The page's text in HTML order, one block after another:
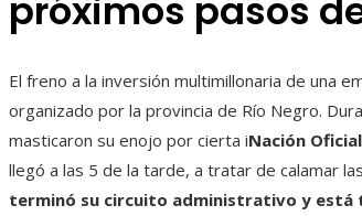
El freno a la inversión multimillonaria de una
organizado por la provincia de Río Negro.
masticaron su enojo por cierta iNación Oficial
llegó a las 5 de la tarde, a tratar de calamar
terminó su circuito administrativo y está